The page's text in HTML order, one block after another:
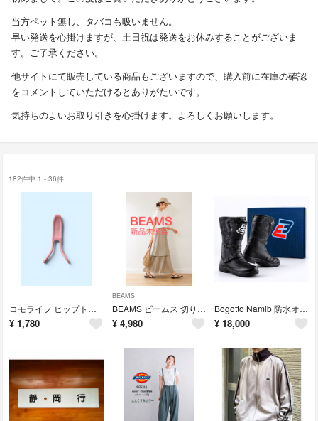
当方ペット無し、タバコも吸いません。
早い発送を心掛けますが、土日祝は発送をお休みすることがございま
す。ご了承ください。
他サイトにて販売している商品もございますので、購入前に在庫の確認
をコメントしていただけるとありがたいです。
気持ちのよいお取り引きを心掛けます。よろしくお願いします。
182件中 1 - 36件
コモライフ ヒップトレーナー ダイエット エクササイズ 骨盤 トレーニング 美尻
¥ 1,780
BEAMS
BEAMS ビームス 切り替えプリーツロングスカート ベージュ ウエストゴム
¥ 4,980
Bogotto Namib 防水オートバイブーツ 専用箱付 ボゴットナミブ 42
¥ 18,000